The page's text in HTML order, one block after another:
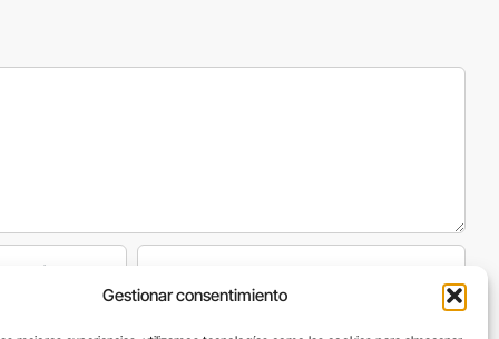
Gestionar consentimiento